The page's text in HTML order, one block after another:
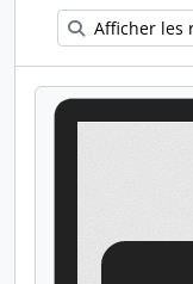
Afficher les